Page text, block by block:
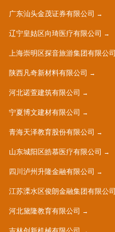
广东汕头金茂证券有限公司
辽宁皇姑区向琦医疗有限公司
上海崇明区探音旅游集团有限公司
陕西凡奇新材料有限公司
河北诺萱建筑有限公司
宁夏博文建材有限公司
青海天泽教育股份有限公司
山东城阳区皓慕医疗有限公司
四川泸州升隆金融有限公司
江苏溧水区俊朗金融集团有限公司
河北黛隆教育有限公司